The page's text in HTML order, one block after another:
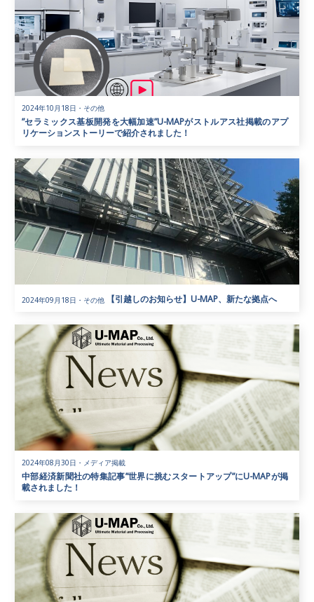
2024年10月18日 ・ その他
”セラミックス基板開発を大幅加速”U-MAPがストルアス社掲載のアプ
リケーションストーリーで紹介されました！
2024年09月18日 ・ その他 【引越しのお知らせ】U-MAP、新たな拠点へ
2024年08月30日 ・ メディア掲載
中部経済新聞社の特集記事”世界に挑むスタートアップ”にU-MAPが掲
載されました！